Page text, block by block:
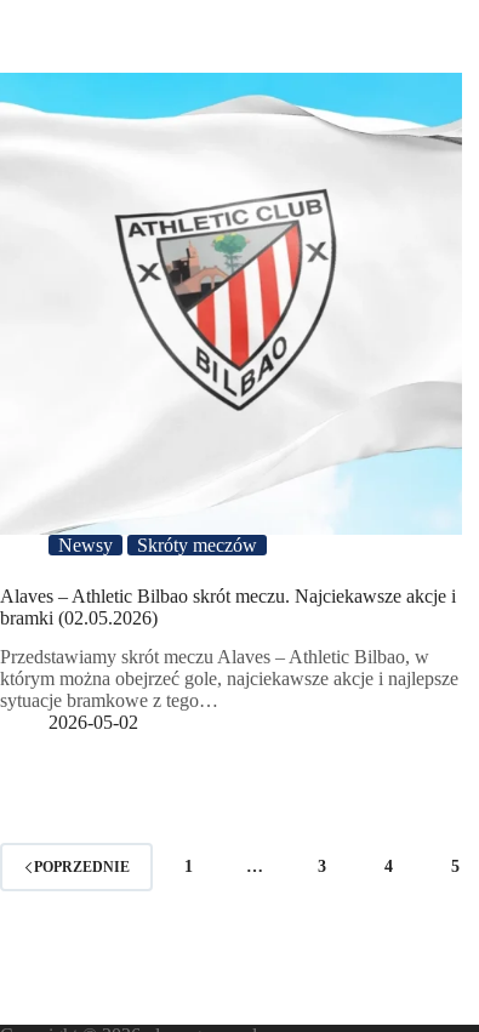
Newsy Skróty meczów
Alaves – Athletic Bilbao skrót meczu. Najciekawsze akcje i
bramki (02.05.2026)
Przedstawiamy skrót meczu Alaves – Athletic Bilbao, w
którym można obejrzeć gole, najciekawsze akcje i najlepsze
sytuacje bramkowe z tego…
2026-05-02
POPRZEDNIE 1 … 3 4 5